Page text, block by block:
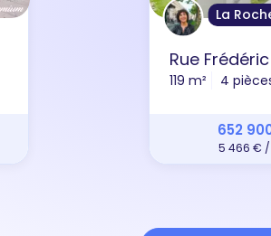
La
Rue
119 m² 4
652
5 466 € /